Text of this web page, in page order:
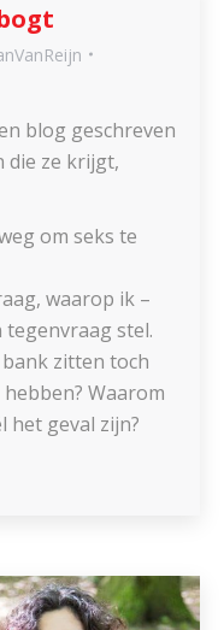
blog geschreven
die ze krijgt,
om seks te
waarop ik –
tegenvraag stel.
zitten toch
Waarom
het geval zijn?